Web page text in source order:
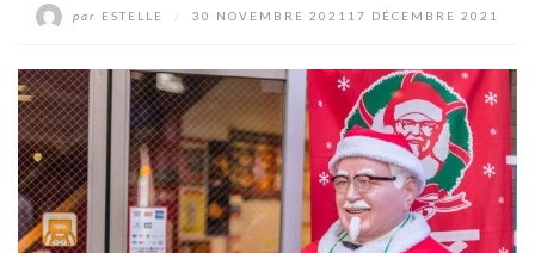
par ESTELLE 30 NOVEMBRE 2021 17 DÉCEMBRE 2021